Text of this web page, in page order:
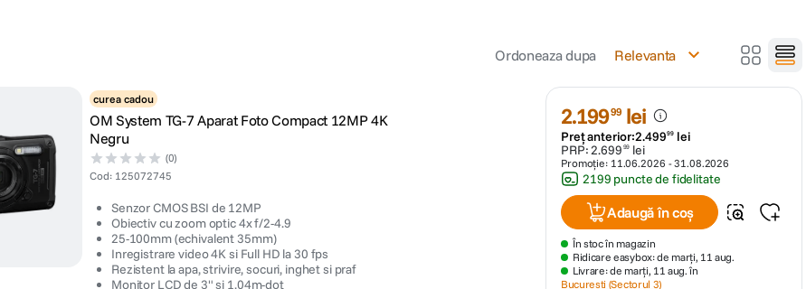
Ordoneaza dupa Relevanta
curea cadou
OM System TG-7 Aparat Foto Compact 12MP 4K
Negru
(0)
Cod: 125072745
Senzor CMOS BSI de 12MP
Obiectiv cu zoom optic 4x f/2-4.9
25-100mm (echivalent 35mm)
Inregistrare video 4K si Full HD la 30 fps
Rezistent la apa, strivire, socuri, inghet si praf
Monitor LCD de 3" si 1,04m-dot
2.19999 lei
Preț anterior:2.49999 lei
PRP:2.699 99 lei
Promoție: 11.06.2026 -31.08.2026
2199 puncte de fidelitate
Adaugă în coș
În stoc în magazin
Ridicare easybox: de marți, 11 aug.
Livrare: de marți, 11 aug. în
Bucuresti (Sectorul 3)